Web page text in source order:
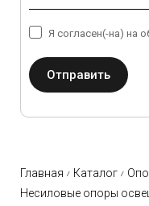
Отправить
Я согласен(-на) на
Главная Каталог
Несиловые опоры